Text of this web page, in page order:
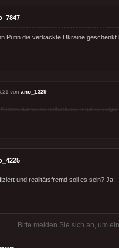
Putin die verkackte Ukraine geschenkt
vonano_1329
Kommentar wurde entfernt, der Inhalt ist
und realitätsfremd soll es sein? Ja.
Bitte melden Sie sich an, um